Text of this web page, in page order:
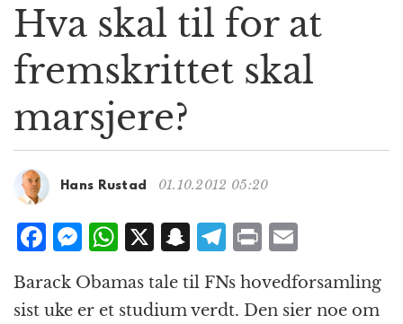
n
a
i
i
n
Hva skal til for at
fremskrittet skal
marsjere?
Hans Rustad 01.10.2012 05:20
F
a
c
M
e
ss
W
at
X S
n
a
T
el
e
P
ri
n
m
ai
Barack Obamas tale til FNs hovedforsamling
sist uke er et studium verdt. Den sier noe om